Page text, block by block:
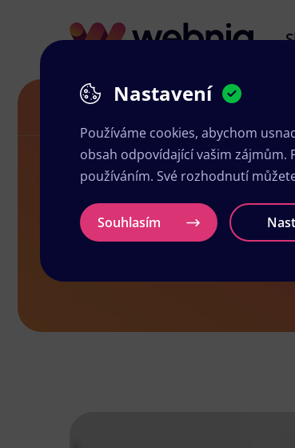
Letáky v
Nastavení
Používáme cookies, abychom
obsah odpovídající vašim zájmům.
používáním. Své rozhodnutí
Souhlasím